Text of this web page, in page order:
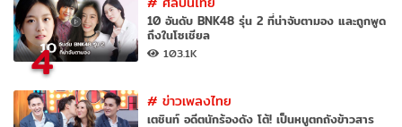
4
10 อันดับ BNK48 รุ่น 2 ที่น่าจับตามอง และถูกพูด
ถึงในโซเชียล
103.1K
#ข่าวเพลงไทย
เตชินท์ อดีตนักร้องดัง โต้! เป็นหนูตกถังข้าวสาร